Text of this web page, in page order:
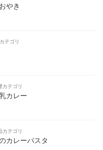
やき
テゴリ
カテゴリ
カレー
カテゴリ
カレーパスタ